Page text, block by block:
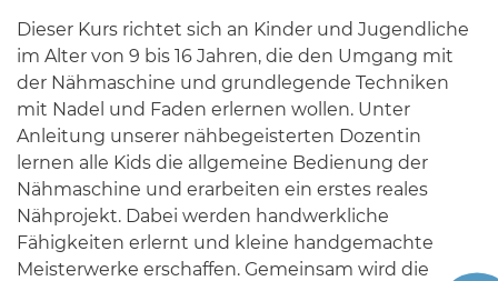
Dieser Kurs richtet sich an Kinder und Jugendliche
im Alter von 9 bis 16 Jahren, die den Umgang mit
der Nähmaschine und grundlegende Techniken
mit Nadel und Faden erlernen wollen. Unter
Anleitung unserer nähbegeisterten Dozentin
lernen alle Kids die allgemeine Bedienung der
Nähmaschine und erarbeiten ein erstes reales
Nähprojekt. Dabei werden handwerkliche
Fähigkeiten erlernt und kleine handgemachte
Meisterwerke erschaffen. Gemeinsam wird die